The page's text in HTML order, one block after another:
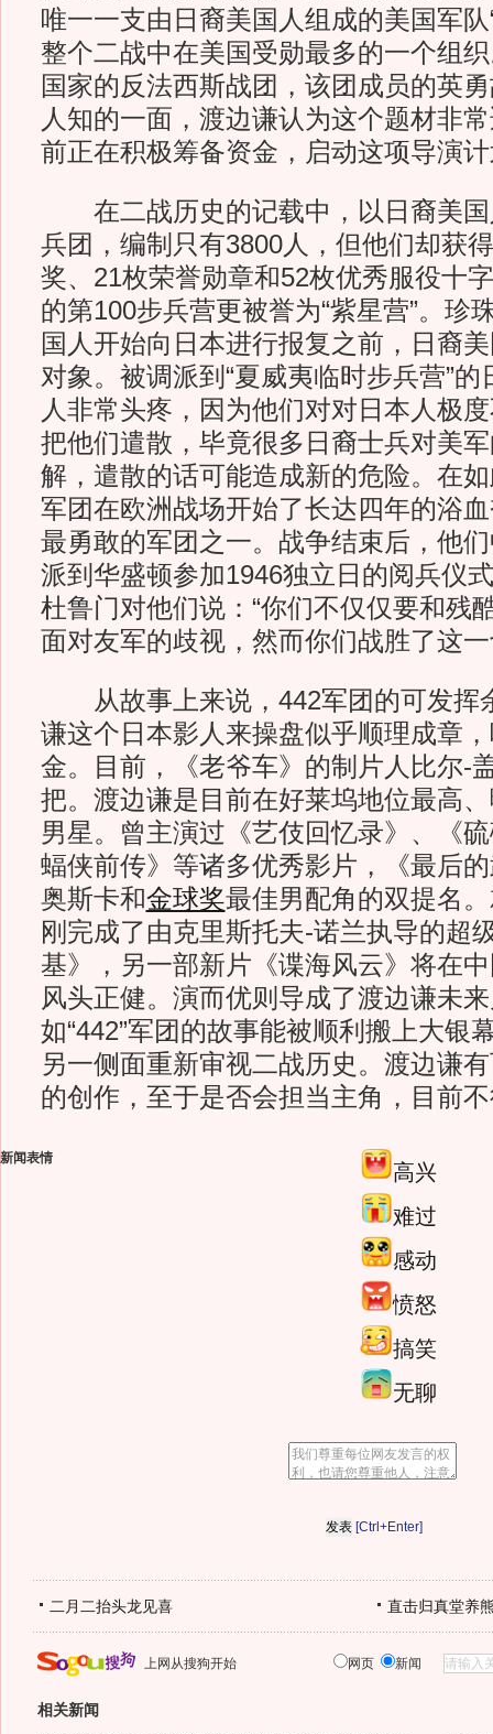
唯一一支由日裔美国人组成的美国军队
整个二战中在美国受勋最多的一个组
国家的反法西斯战团，该团成员的英
人知的一面，渡边谦认为这个题材非
前正在积极筹备资金，启动这项导演
在二战历史的记载中，以日裔美国
兵团，编制只有3800人，但他们却获
奖、21枚荣誉勋章和52枚优秀服役十
的第100步兵营更被誉为“紫星营”。珍
国人开始向日本进行报复之前，日裔
对象。被调派到“夏威夷临时步兵营”
人非常头疼，因为他们对对日本人极
把他们遣散，毕竟很多日裔士兵对美
解，遣散的话可能造成新的危险。在
军团在欧洲战场开始了长达四年的浴
最勇敢的军团之一。战争结束后，他
派到华盛顿参加1946独立日的阅兵仪
杜鲁门对他们说：“你们不仅仅要和残
面对友军的歧视，然而你们战胜了这一
从故事上来说，442军团的可发挥
谦这个日本影人来操盘似乎顺理成章
金。目前，《老爷车》的制片人比尔-
把。渡边谦是目前在好莱坞地位最高
男星。曾主演过《艺伎回忆录》、《
蝠侠前传》等诸多优秀影片，《最后
奥斯卡和金球奖最佳男配角的双提名
刚完成了由克里斯托夫-诺兰执导的超
基》，另一部新片《谍海风云》将在
风头正健。演而优则导成了渡边谦未
如“442”军团的故事能被顺利搬上大银
另一侧面重新审视二战历史。渡边谦
的创作，至于是否会担当主角，目前
新闻表情
高兴
难过
感动
愤怒
搞笑
无聊
[Ctrl+Enter]
二月二抬头龙见喜 直击归真堂养
上网从搜狗开始 网页 新闻
相关新闻